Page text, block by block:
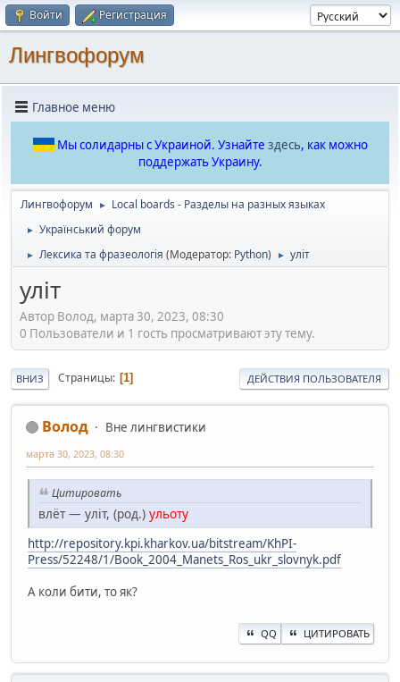
Войти Регистрация
Лингвофорум
Главное меню
Мы солидарны с Украиной. Узнайте здесь, как можно
поддержать Украину.
Лингвофорум ► Local boards - Разделы на разных языках
► Український форум
► Лексика та фразеологія (Модератор: Python) ► уліт
уліт
Автор Волод, марта 30, 2023, 08:30
0 Пользователи и 1 гость просматривают эту тему.
ВНИЗ Страницы 1 ДЕЙСТВИЯ ПОЛЬЗОВАТЕЛЯ
Волод Вне лингвистики
марта 30, 2023, 08:30
Цитировать
влёт — уліт, (род.) ульоту
http://repository.kpi.kharkov.ua/bitstream/KhPI-
Press/52248/1/Book_2004_Manets_Ros_ukr_slovnyk.pdf
А коли бити, то як?
QQ ЦИТИРОВАТЬ